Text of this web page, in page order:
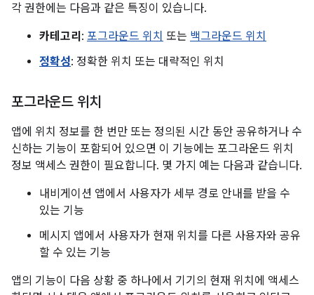
각 권한에는 다음과 같은 특징이 있습니다.
카테고리 : 포그라운드 위치 또는 백그라운드 위치
정확성: 정확한 위치 또는 대략적인 위치
포그라운드 위치
앱에 위치 정보를 한 번만 또는 정의된 시간 동안 공유하거나 수
신하는 기능이 포함되어 있으면 이 기능에는 포그라운드 위치
정보 액세스 권한이 필요합니다. 몇 가지 예는 다음과 같습니다.
내비게이션 앱에서 사용자가 세부 경로 안내를 받을 수
있는 기능
메시지 앱에서 사용자가 현재 위치를 다른 사용자와 공유
할 수 있는 기능
앱의 기능이 다음 상황 중 하나에서 기기의 현재 위치에 액세스